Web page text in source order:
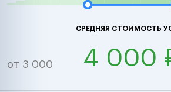
СРЕДНЯЯ СТОИМОСТЬ
от 3 000 4 000